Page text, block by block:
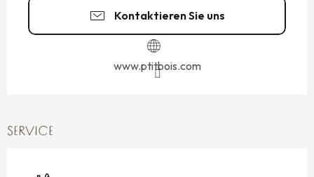
Kontaktieren Sie uns
www.ptitbois.com
SERVICE